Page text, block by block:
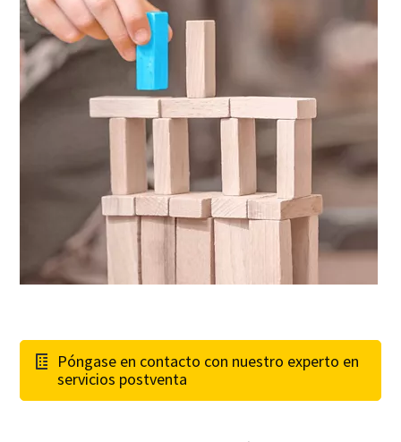
Póngase en contacto con nuestro experto en
servicios postventa